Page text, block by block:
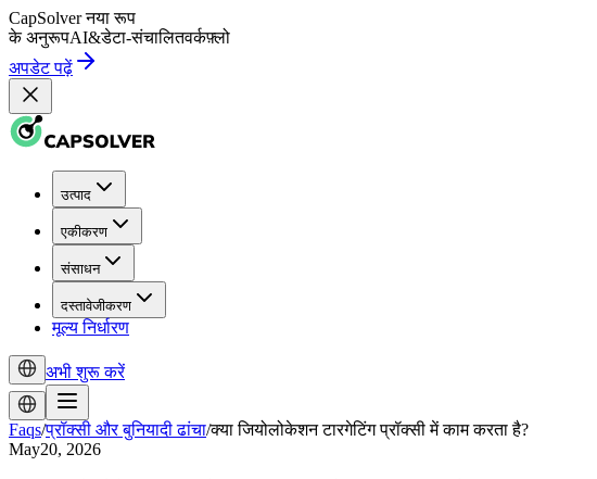
CapSolver नया रूप
के अनुरूपAI&डेटा-संचालितवर्कफ़्लो
अपडेट पढ़ें
उत्पाद
एकीकरण
संसाधन
दस्तावेजीकरण
मूल्य निर्धारण
अभी शुरू करें
Faqs/प्रॉक्सी और बुनियादी ढांचा/क्या जियोलोकेशन टारगेटिंग प्रॉक्सी में काम करता है?
May20, 2026